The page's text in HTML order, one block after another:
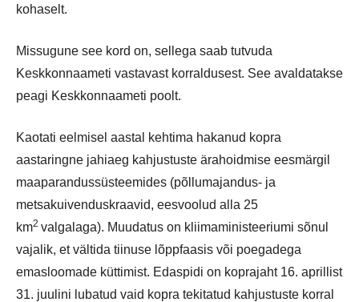
kohaselt.
Missugune see kord on, sellega saab tutvuda
Keskkonnaameti vastavast korraldusest. See avaldatakse
peagi Keskkonnaameti poolt.
Kaotati eelmisel aastal kehtima hakanud kopra
aastaringne jahiaeg kahjustuste ärahoidmise eesmärgil
maaparandussüsteemides (põllumajandus- ja
metsakuivenduskraavid, eesvoolud alla 25
km2 valgalaga). Muudatus on kliimaministeeriumi sõnul
vajalik, et vältida tiinuse lõppfaasis või poegadega
emasloomade küttimist. Edaspidi on koprajaht 16. aprillist
31. juulini lubatud vaid kopra tekitatud kahjustuste korral